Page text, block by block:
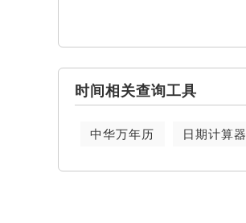
时间相关查询工具
中华万年历 日期计算器